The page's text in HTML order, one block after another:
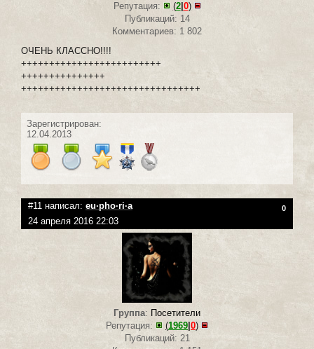
Репутация:
(2| 0)
Публикаций: 14
Комментариев: 1 802
ОЧЕНЬ КЛАССНО!!!!
+++++++++++++++++++++++++
+++++++++++++++
++++++++++++++++++++++++++++++++
Зарегистрирован:
12.04.2013
#11 написал: eu·pho·ri·a 0
24 апреля 2016 22:03
Группа: Посетители
Репутация:
(1969 0)
Публикаций: 21